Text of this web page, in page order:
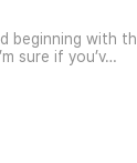
beginning with
sure if you’v…